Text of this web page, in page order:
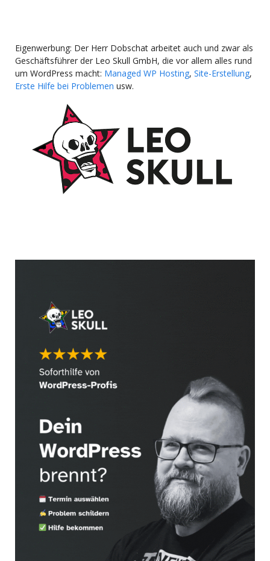
Eigenwerbung: Der Herr Dobschat arbeitet auch und zwar als
Geschäftsführer der Leo Skull GmbH, die vor allem alles rund
um WordPress macht: Managed WP Hosting, Site-Erstellung,
Erste Hilfe bei Problemen usw.